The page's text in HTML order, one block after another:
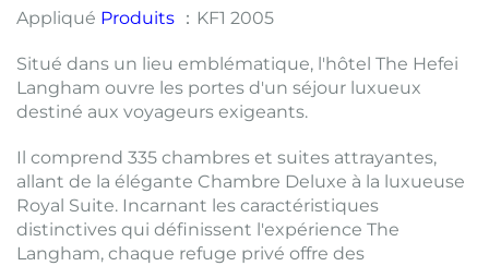
Appliqué Produits ：KF1 2005
Situé dans un lieu emblématique, l'hôtel The Hefei
Langham ouvre les portes d'un séjour luxueux
destiné aux voyageurs exigeants.
Il comprend 335 chambres et suites attrayantes,
allant de la élégante Chambre Deluxe à la luxueuse
Royal Suite. Incarnant les caractéristiques
distinctives qui définissent l'expérience The
Langham, chaque refuge privé offre des